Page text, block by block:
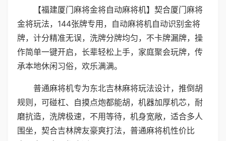
【福建厦门麻将金将自动麻将机】契合厦门麻将
金将玩法，144张牌专用，自动麻将机自动识别金将
牌，计分精准无误，洗牌分牌均匀，不卡牌漏牌，操
作简单一键开启，长辈轻松上手，家庭聚会玩牌，传
承本地休闲习俗，欢乐满满。
普通麻将机专为东北吉林麻将玩法设计，推倒胡
规则，可碰杠、自摸点炮都能胡，机器加厚机芯，耐
磨抗造，洗牌极速，不用等待，机身宽敞，适合多人
围坐，契合吉林牌友豪爽打法，普通麻将机性价比